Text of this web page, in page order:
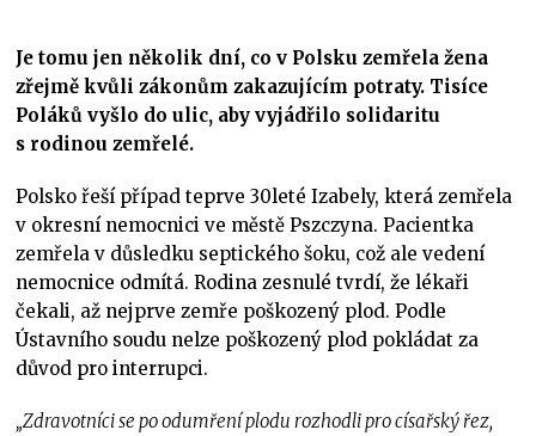
Je tomu jen několik dní, co v Polsku zemřela žena
zřejmě kvůli zákonům zakazujícím potraty. Tisíce
Poláků vyšlo do ulic, aby vyjádřilo solidaritu
s rodinou zemřelé.
Polsko řeší případ teprve 30leté Izabely, která zemřela
v okresní nemocnici ve městě Pszczyna. Pacientka
zemřela v důsledku septického šoku, což ale vedení
nemocnice odmítá. Rodina zesnulé tvrdí, že lékaři
čekali, až nejprve zemře poškozený plod. Podle
Ústavního soudu nelze poškozený plod pokládat za
důvod pro interrupci.
„Zdravotníci se po odumření plodu rozhodli pro císařský řez,